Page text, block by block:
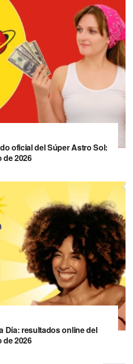
oficial del Súper Astro Sol:
de 2026
Día: resultados online del
de 2026